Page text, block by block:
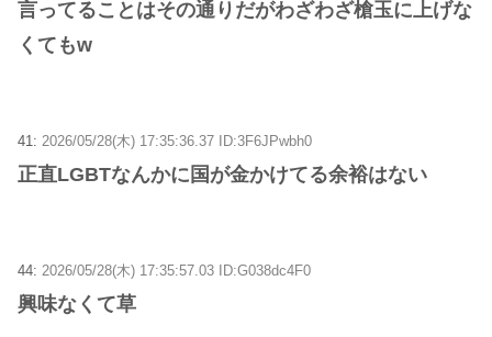
言ってることはその通りだがわざわざ槍玉に上げな
くてもw
41: 2026/05/28(木) 17:35:36.37 ID:3F6JPwbh0
正直LGBTなんかに国が金かけてる余裕はない
44: 2026/05/28(木) 17:35:57.03 ID:G038dc4F0
興味なくて草